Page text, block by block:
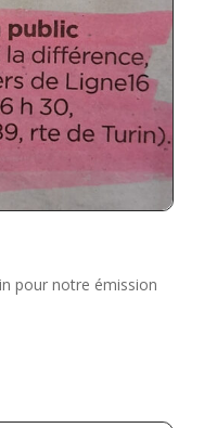
pour notre émission